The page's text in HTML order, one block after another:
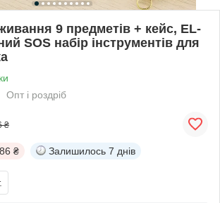
9 предметів + кейс, EL-
SOS набір інструментів для
Опт і роздріб
₴
₴ Залишилось 7 днів